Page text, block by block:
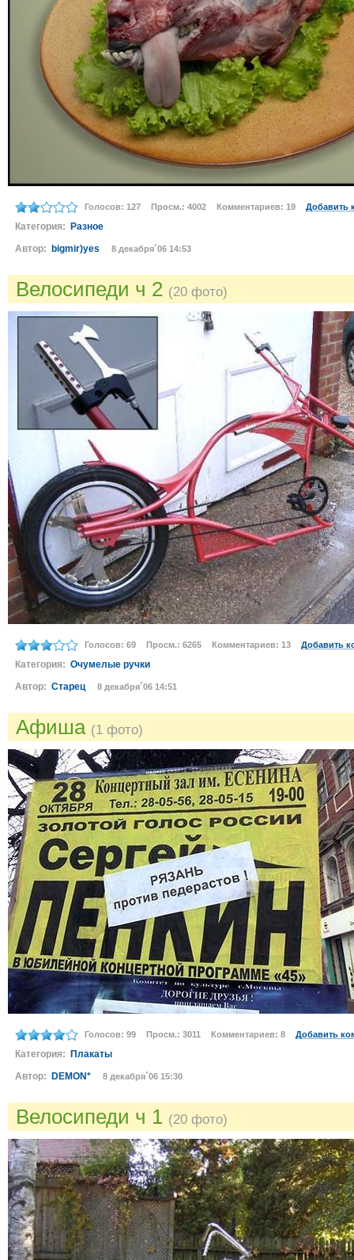
Голосов: 127 Просм.: 4002 Комментариев: 19 Добавить
Категория:
Разное
Автор:
bigmir)yes 8 декабря´06 14:53
Велосипеди ч 2 (20 фото)
Голосов: 69 Просм.: 6265 Комментариев: 13 Добавить
Категория: Очумелые ручки
Автор: Старец 8 декабря´06 14:51
Афиша (1 фото)
Голосов: 99 Просм.: 3011 Комментариев: 8 Добавить
Категория:
Плакаты
Автор:
DEMON* 8 декабря´06 15:30
Велосипеди ч 1 (20 фото)